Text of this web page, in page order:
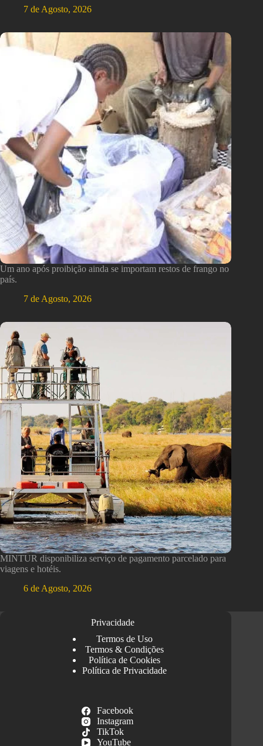
7 de Agosto, 2026
Um ano após proibição ainda se importam restos de frango no
país.
7 de Agosto, 2026
MINTUR disponibiliza serviço de pagamento parcelado para
viagens e hotéis.
6 de Agosto, 2026
Privacidade
Termos de Uso
Termos & Condições
Política de Cookies
Política de Privacidade
Facebook
Instagram
TikTok
YouTube